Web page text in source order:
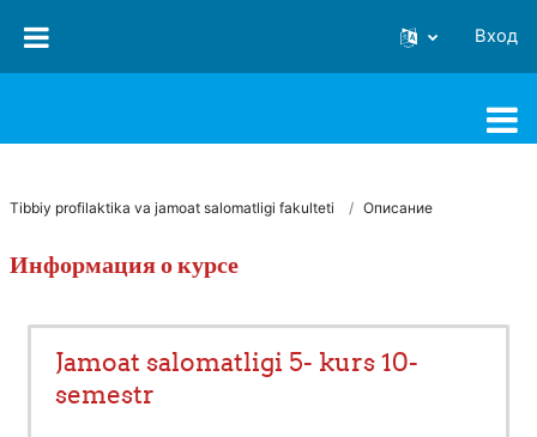
Вход
Tibbiy profilaktika va jamoat salomatligi fakulteti Описание
Информация о курсе
Jamoat salomatligi 5- kurs 10-
semestr